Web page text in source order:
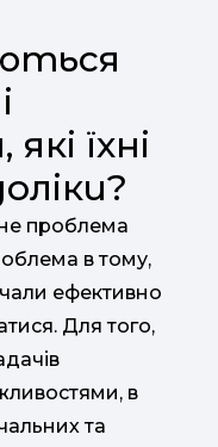
їхні
проблема
в тому,
ефективно
Для того,
в
та